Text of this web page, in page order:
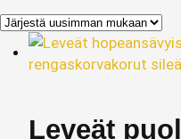
Leveät